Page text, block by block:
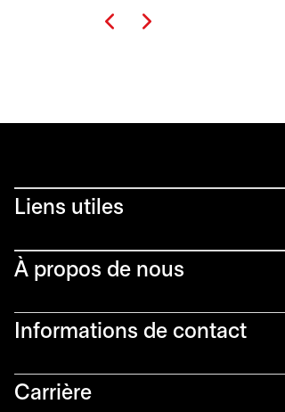
Liens utiles​
À propos de nous
Informations de contact​
Carrière